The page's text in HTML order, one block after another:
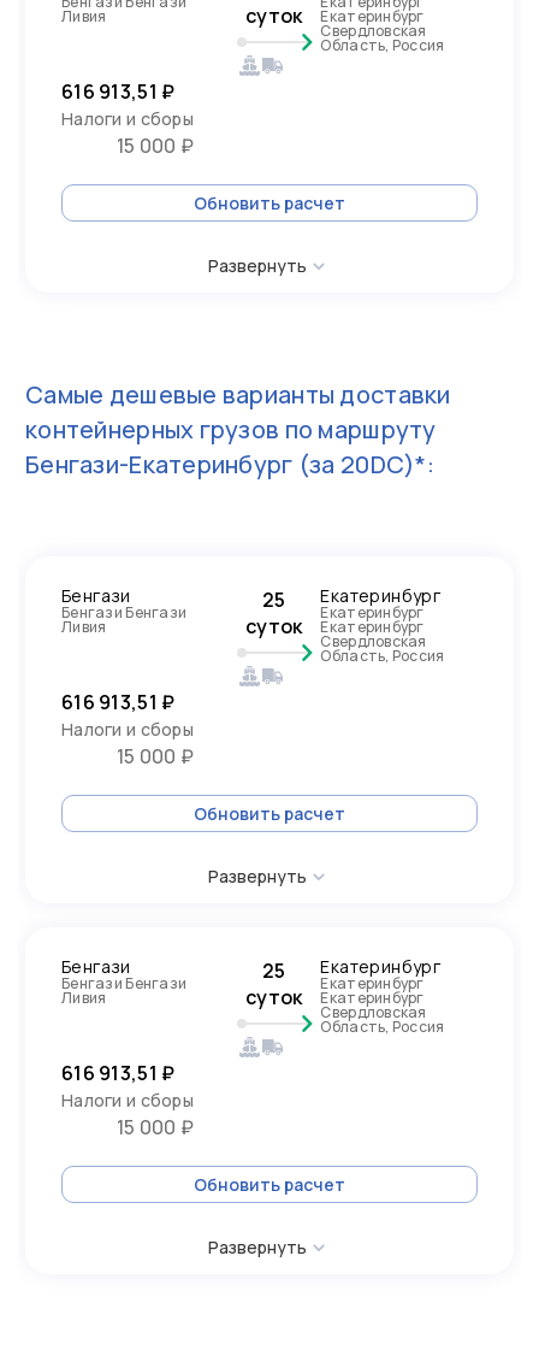
Ливия
суток
Екатеринбург
Свердловская
Область, Россия
616 913,51 ₽
Налоги и сборы
15 000 ₽
Обновить расчет
Развернуть
Самые дешевые варианты доставки
контейнерных грузов по маршруту
Бенгази-Екатеринбург (за 20DC)*:
Бенгази
Бенгази Бенгази
Ливия
25
суток
Екатеринбург
Екатеринбург
Екатеринбург
Свердловская
Область, Россия
616 913,51 ₽
Налоги и сборы
15 000 ₽
Обновить расчет
Развернуть
Бенгази
Бенгази Бенгази
Ливия
25
суток
Екатеринбург
Екатеринбург
Екатеринбург
Свердловская
Область, Россия
616 913,51 ₽
Налоги и сборы
15 000 ₽
Обновить расчет
Развернуть